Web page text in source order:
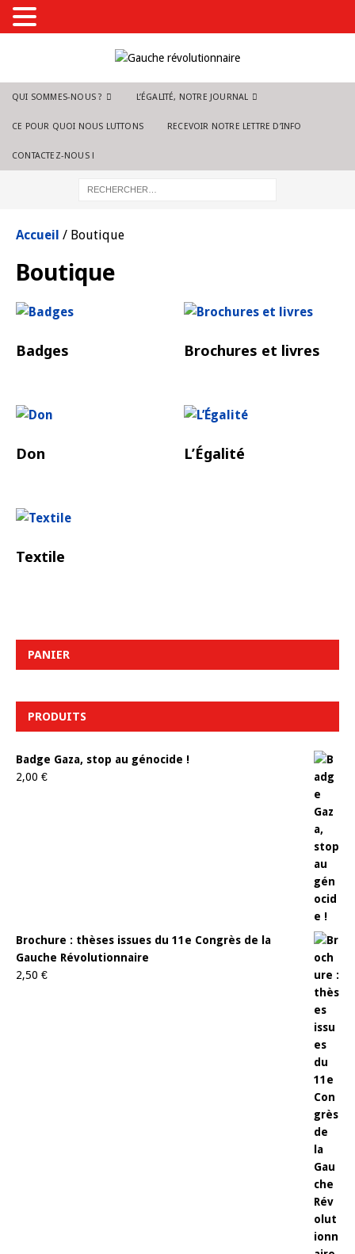
QUI SOMMES-NOUS ? L’ÉGALITÉ, NOTRE JOURNAL
CE POUR QUOI NOUS LUTTONS RECEVOIR NOTRE LETTRE D’INFO
CONTACTEZ-NOUS !
Accueil / Boutique
Boutique
Badges Brochures et livres
Don L’Égalité
Textile
PANIER
PRODUITS
Badge Gaza, stop au génocide !
2,00 €
Brochure : thèses issues du 11e Congrès de la
Gauche Révolutionnaire
2,50 €